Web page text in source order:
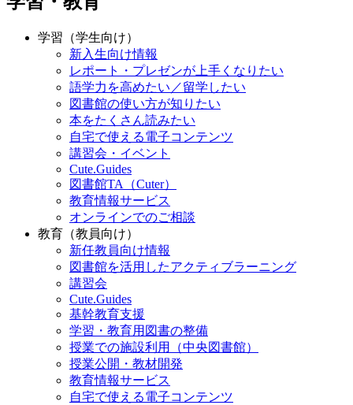
学習（学生向け）
新入生向け情報
レポート・プレゼンが上手くなりたい
語学力を高めたい／留学したい
図書館の使い方が知りたい
本をたくさん読みたい
自宅で使える電子コンテンツ
講習会・イベント
Cute.Guides
図書館TA（Cuter）
教育情報サービス
オンラインでのご相談
教育（教員向け）
新任教員向け情報
図書館を活用したアクティブラーニング
講習会
Cute.Guides
基幹教育支援
学習・教育用図書の整備
授業での施設利用（中央図書館）
授業公開・教材開発
教育情報サービス
自宅で使える電子コンテンツ